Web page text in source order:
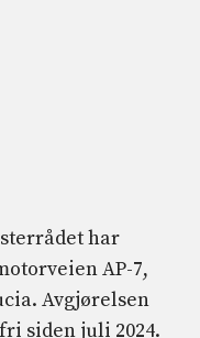
har
AP-7,
Avgjørelsen
siden juli 2024.